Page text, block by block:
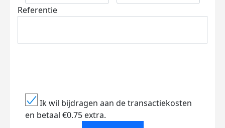
Referentie
Ik wil bijdragen aan de transactiekosten
en betaal €0.75 extra.